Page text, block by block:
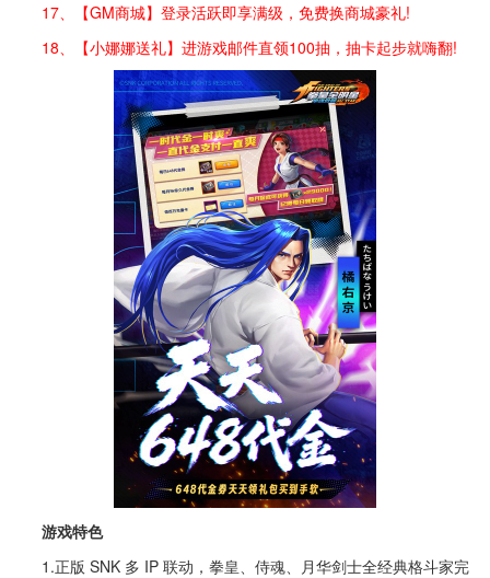
17、【GM商城】登录活跃即享满级，免费换商城豪礼!
18、【小娜娜送礼】进游戏邮件直领100抽，抽卡起步就嗨翻!
游戏特色
1.正版 SNK 多 IP 联动，拳皇、侍魂、月华剑士全经典格斗家完